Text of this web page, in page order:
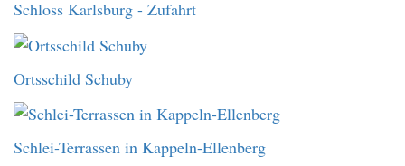
Schloss Karlsburg - Zufahrt
Ortsschild Schuby
Schlei-Terrassen in Kappeln-Ellenberg